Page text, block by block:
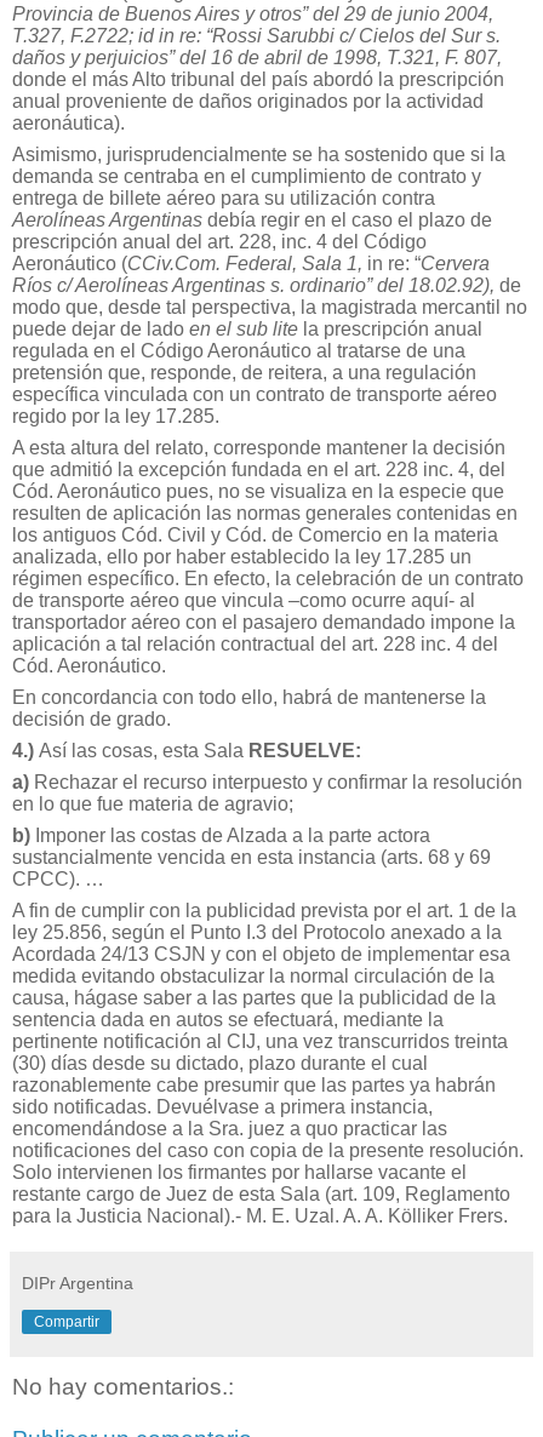
Provincia de Buenos Aires y otros” del 29 de junio 2004,
T.327, F.2722; id in re: “Rossi Sarubbi c/ Cielos del Sur s.
daños y perjuicios” del 16 de abril de 1998, T.321, F. 807,
donde el más Alto tribunal del país abordó la prescripción
anual proveniente de daños originados por la actividad
aeronáutica).
Asimismo, jurisprudencialmente se ha sostenido que si la
demanda se centraba en el cumplimiento de contrato y
entrega de billete aéreo para su utilización contra
Aerolíneas Argentinas debía regir en el caso el plazo de
prescripción anual del art. 228, inc. 4 del Código
Aeronáutico (CCiv.Com. Federal, Sala 1, in re: “Cervera
Ríos c/ Aerolíneas Argentinas s. ordinario” del 18.02.92), de
modo que, desde tal perspectiva, la magistrada mercantil no
puede dejar de lado en el sub lite la prescripción anual
regulada en el Código Aeronáutico al tratarse de una
pretensión que, responde, de reitera, a una regulación
específica vinculada con un contrato de transporte aéreo
regido por la ley 17.285.
A esta altura del relato, corresponde mantener la decisión
que admitió la excepción fundada en el art. 228 inc. 4, del
Cód. Aeronáutico pues, no se visualiza en la especie que
resulten de aplicación las normas generales contenidas en
los antiguos Cód. Civil y Cód. de Comercio en la materia
analizada, ello por haber establecido la ley 17.285 un
régimen específico. En efecto, la celebración de un contrato
de transporte aéreo que vincula –como ocurre aquí- al
transportador aéreo con el pasajero demandado impone la
aplicación a tal relación contractual del art. 228 inc. 4 del
Cód. Aeronáutico.
En concordancia con todo ello, habrá de mantenerse la
decisión de grado.
4.) Así las cosas, esta Sala RESUELVE:
a) Rechazar el recurso interpuesto y confirmar la resolución
en lo que fue materia de agravio;
b) Imponer las costas de Alzada a la parte actora
sustancialmente vencida en esta instancia (arts. 68 y 69
CPCC). …
A fin de cumplir con la publicidad prevista por el art. 1 de la
ley 25.856, según el Punto I.3 del Protocolo anexado a la
Acordada 24/13 CSJN y con el objeto de implementar esa
medida evitando obstaculizar la normal circulación de la
causa, hágase saber a las partes que la publicidad de la
sentencia dada en autos se efectuará, mediante la
pertinente notificación al CIJ, una vez transcurridos treinta
(30) días desde su dictado, plazo durante el cual
razonablemente cabe presumir que las partes ya habrán
sido notificadas. Devuélvase a primera instancia,
encomendándose a la Sra. juez a quo practicar las
notificaciones del caso con copia de la presente resolución.
Solo intervienen los firmantes por hallarse vacante el
restante cargo de Juez de esta Sala (art. 109, Reglamento
para la Justicia Nacional).- M. E. Uzal. A. A. Kölliker Frers.
DIPr Argentina
Compartir
No hay comentarios.: